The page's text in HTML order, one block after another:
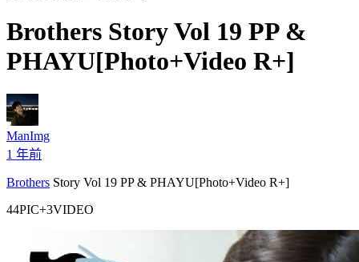
Brothers Story Vol 19 PP &
PHAYU[Photo+Video R+]
ManImg
1 年前
Brothers Story Vol 19 PP & PHAYU[Photo+Video R+]
44PIC+3VIDEO